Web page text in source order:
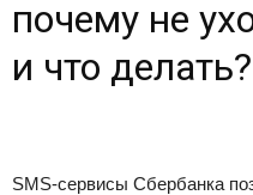
почему не
и что делать?
SMS-сервисы Сбербанка